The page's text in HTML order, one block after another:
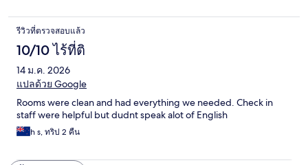
รีวิวที่ตรวจสอบแล้ว
10/10 ไร้ที่ติ
14 ม.ค. 2026
แปลด้วย Google
Rooms were clean and had everything we needed. Check in
staff were helpful but dudnt speak alot of English
h s, ทริป 2 คืน